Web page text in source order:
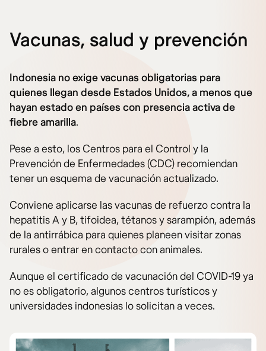
Vacunas, salud y prevención
Indonesia no exige vacunas obligatorias para
quienes llegan desde Estados Unidos, a menos que
hayan estado en países con presencia activa de
fiebre amarilla.
Pese a esto, los Centros para el Control y la
Prevención de Enfermedades (CDC) recomiendan
tener un esquema de vacunación actualizado.
Conviene aplicarse las vacunas de refuerzo contra la
hepatitis A y B, tifoidea, tétanos y sarampión, además
de la antirrábica para quienes planeen visitar zonas
rurales o entrar en contacto con animales.
Aunque el certificado de vacunación del COVID-19 ya
no es obligatorio, algunos centros turísticos y
universidades indonesias lo solicitan a veces.